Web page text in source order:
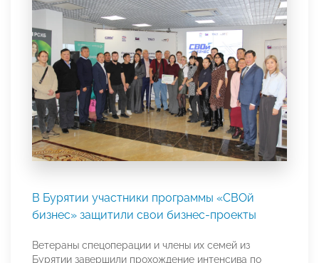
В Бурятии участники программы «СВОй
бизнес» защитили свои бизнес-проекты
Ветераны спецоперации и члены их семей из
Бурятии завершили прохождение интенсива по